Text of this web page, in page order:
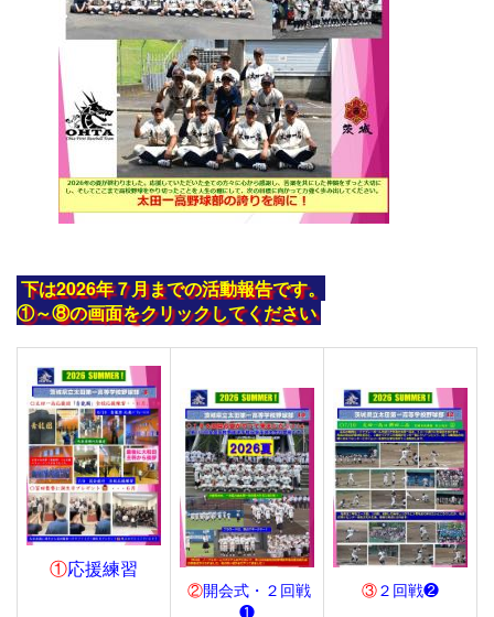
下は2026年７月までの活動報告です。
①～⑧の画面をクリックしてください
①応援練習
②開会式・２回戦
❶
③２回戦❷